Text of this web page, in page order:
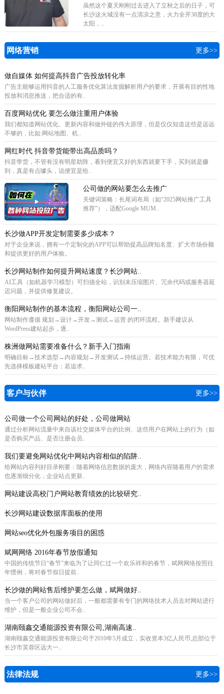
虽然这个夏天刚刚过去进入了立秋之后的日子，可
长沙这火城没有一点清凉之意，火力全开38度的大
太阳，..
网络营销 更多>>
做自媒体 如何提高抖音广告投放转化率
广告主能够运用抖音的人工服务优化算法发掘解析用户的要求，开展有目的性地
投放和消息推送，把合适的有..
百度网站优化 要怎么做注重用户体验
我们都知道网站优化、更新内容和做外链的伟大原理，但是仅仅知道这些是远远
不够的，比如:网站地图、机..
网红时代 抖音带货能带出高品质吗？
抖音带货，不管有没有明星助阵，看到便宜又好的东西就要下手，买到就是赚
到，真是有点噱头，说便宜是给..
公司做的网站要怎么去推广
关键词策略‌：长尾词布局（如“2025网站推广工具
推荐”），适配Google MUM..
长沙做APP开发定制需要多少成本？
对于企业来说，拥有一个定制化的APP可以帮助提高品牌知名度、扩大市场份额
和提供更好的用户体验。
长沙网站制作如何提升网站速度？长沙网站..
AI工具（如机器学习模型）可扫描全站，识别未压缩图片、冗余代码或服务器延
迟问题，并提供修复建议。
衡阳网站制作的基本流程，衡阳网站公司一..
网站制作遵循 规划→设计→开发→测试→运营 的闭环流程。新手建议从
WordPress建站起步，逐..
株洲做网站需要准备什么？新手入门指南
明确目标→技术选型→内容规划→开发测试→持续运营。若技术能力有限，可优
先选择模板建站平台；若追求..
客户与伙伴 更多>>
公司做一个公司网站的好处，公司做网站
通过分析网站流量中来自该社交媒体平台的比例、这些用户在网站上的行为（如
是否购买产品、是否注册会员..
我们要避免网站优化中网站内容相似的陷阱..
给网站内容列好目录刚要：随着网络信息数据的庞大，网络内容随着用户的需求
也逐渐细分化，企业站点更新..
网站建设高校门户网站教育绩效的比较研究..
长沙网站建设数据库面板的使用
网站seo优化外包服务项目的困惑
斌网网络 2016年春节放假通知
中国的传统节日“春节”来临为了让同仁过一个欢乐祥和的春节，斌网网络按照往
年惯例，将对春节假日提前..
长沙做的网站售后维护要怎么做，斌网做好..
当一个客户公司的网站做好后，一般都需要有专门的网络技术人员去对网站进行
维护，但是一般企业公司不会..
湖南颐鑫交通能源投资有限公司,湖南高速..
湖南颐鑫交通能源投资有限公司于2010年5月成立，实收资本3亿人民币,总部位于
长沙市芙蓉区远大一..
法律法规 更多>>